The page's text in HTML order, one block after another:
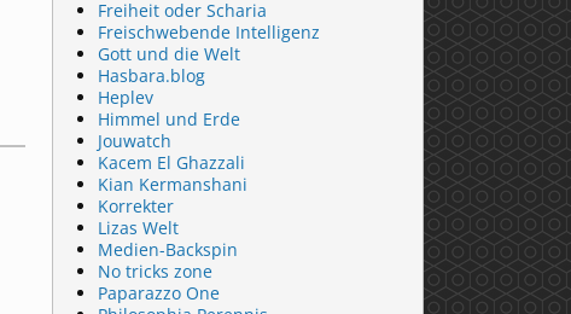
Freiheit oder Scharia
Freischwebende Intelligenz
Gott und die Welt
Hasbara.blog
Heplev
Himmel und Erde
Jouwatch
Kacem El Ghazzali
Kian Kermanshani
Korrekter
Lizas Welt
Medien-Backspin
No tricks zone
Paparazzo One